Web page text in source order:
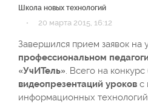
Школа новых технологий
· 20 марта 2015, 16:12
Завершился прием заявок на
профессиональном
«УчИТель». Всего на
видеопрезентаций уроков с
информационных технологий